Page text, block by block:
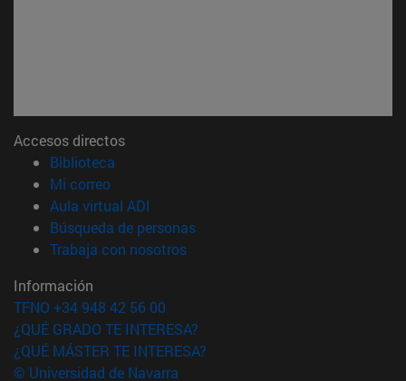
Accesos directos
Biblioteca
Mi correo(abre en nueva ventana)
Aula virtual ADI
Búsqueda de personas(abre en nueva ventana)
Trabaja con nosotros(abre en nueva ventana)
Información
TFNO +34 948 42 56 00
¿QUÉ GRADO TE INTERESA?
¿QUÉ MÁSTER TE INTERESA?
© Universidad de Navarra